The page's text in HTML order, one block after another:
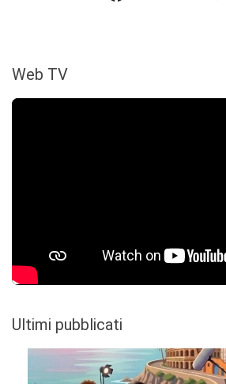
Web TV
Ultimi pubblicati